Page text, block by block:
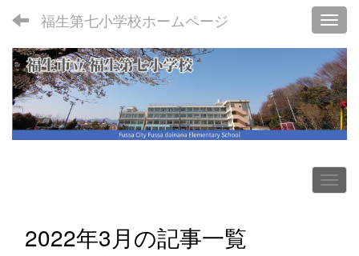
福生第七小学校ホームページ
2022年3月の記事一覧